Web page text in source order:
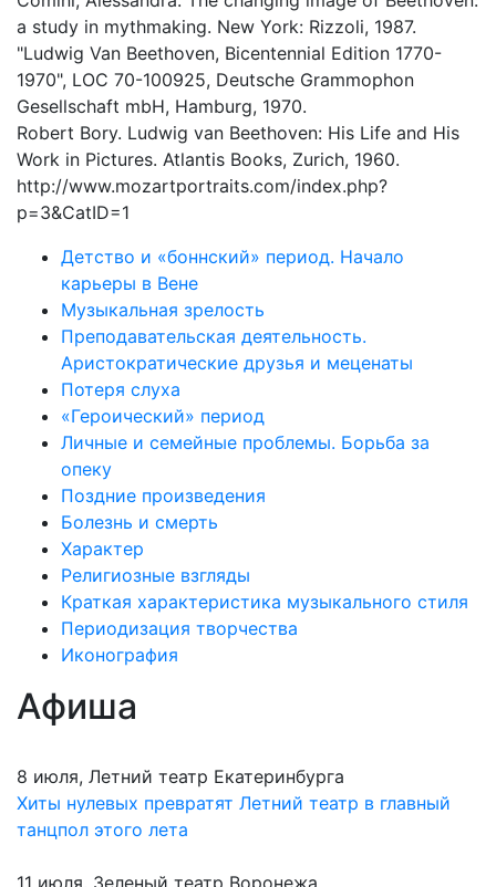
a study in mythmaking. New York: Rizzoli, 1987.
"Ludwig Van Beethoven, Bicentennial Edition 1770-
1970", LOC 70-100925, Deutsche Grammophon
Gesellschaft mbH, Hamburg, 1970.
Robert Bory. Ludwig van Beethoven: His Life and His
Work in Pictures. Atlantis Books, Zurich, 1960.
http://www.mozartportraits.com/index.php?
p=3&CatID=1
Детство и «боннский» период. Начало
карьеры в Вене
Музыкальная зрелость
Преподавательская деятельность.
Аристократические друзья и меценаты
Потеря слуха
«Героический» период
Личные и семейные проблемы. Борьба за
опеку
Поздние произведения
Болезнь и смерть
Характер
Религиозные взгляды
Краткая характеристика музыкального стиля
Периодизация творчества
Иконография
Афиша
8 июля, Летний театр Екатеринбурга
Хиты нулевых превратят Летний театр в главный
танцпол этого лета
11 июля, Зеленый театр Воронежа